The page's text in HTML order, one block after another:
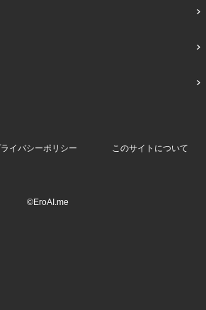
イバシーポリシー このサイトについて
©EroAI.me